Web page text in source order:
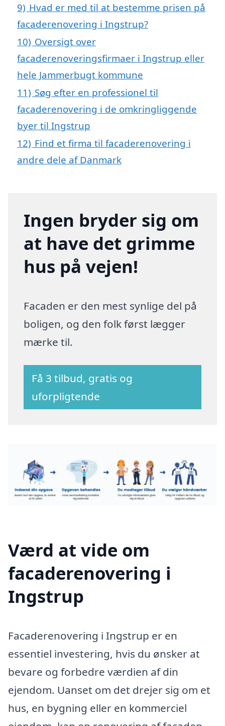
9) Hvad er med til at bestemme prisen på
facaderenovering i Ingstrup?
10) Oversigt over
facaderenoveringsfirmaer i Ingstrup eller
hele Jammerbugt kommune
11) Søg efter en professionel til
facaderenovering i de omkringliggende
byer til Ingstrup
12) Find et firma til facaderenovering i
andre dele af Danmark
Ingen bryder sig om
at have det grimme
hus på vejen!
Facaden er den mest synlige del på
boligen, og den folk først lægger
mærke til.
Få 3 tilbud, gratis og
uforpligtende
Værd at vide om
facaderenovering i
Ingstrup
Facaderenovering i Ingstrup er en
essentiel investering, hvis du ønsker at
bevare og forbedre værdien af din
ejendom. Uanset om det drejer sig om et
hus, en bygning eller en kommerciel